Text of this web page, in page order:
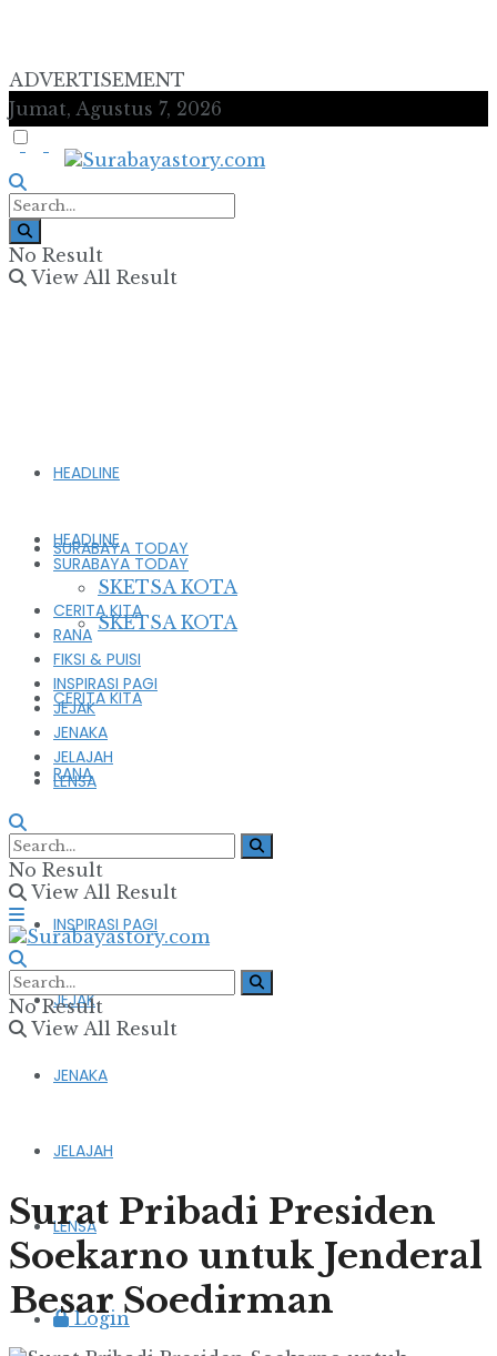
ADVERTISEMENT
Jumat, Agustus 7, 2026
No Result
View All Result
HEADLINE
SURABAYA TODAY
SKETSA KOTA
CERITA KITA
RANA
FIKSI & PUISI
INSPIRASI PAGI
JEJAK
JENAKA
JELAJAH
LENSA
Login
HEADLINE
SURABAYA TODAY
SKETSA KOTA
CERITA KITA
RANA
FIKSI & PUISI
INSPIRASI PAGI
JEJAK
JENAKA
JELAJAH
LENSA
No Result
View All Result
No Result
View All Result
Surat Pribadi Presiden
Soekarno untuk Jenderal
Besar Soedirman